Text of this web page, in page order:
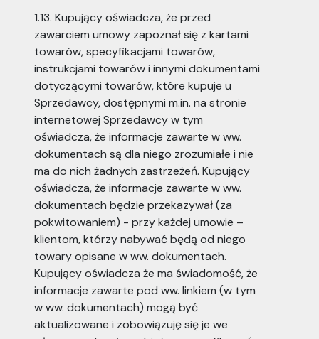
1.13. Kupujący oświadcza, że przed
zawarciem umowy zapoznał się z kartami
towarów, specyfikacjami towarów,
instrukcjami towarów i innymi dokumentami
dotyczącymi towarów, które kupuje u
Sprzedawcy, dostępnymi m.in. na stronie
internetowej Sprzedawcy w tym
oświadcza, że informacje zawarte w ww.
dokumentach są dla niego zrozumiałe i nie
ma do nich żadnych zastrzeżeń. Kupujący
oświadcza, że informacje zawarte w ww.
dokumentach będzie przekazywał (za
pokwitowaniem) - przy każdej umowie –
klientom, którzy nabywać będą od niego
towary opisane w ww. dokumentach.
Kupujący oświadcza że ma świadomość, że
informacje zawarte pod ww. linkiem (w tym
w ww. dokumentach) mogą być
aktualizowane i zobowiązuję się je we